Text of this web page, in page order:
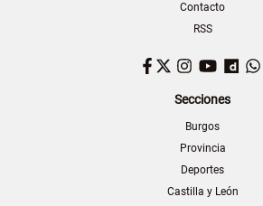
Contacto
RSS
Facebook
TwitterInstagram
Secciones
Burgos
Provincia
Deportes
Castilla y León